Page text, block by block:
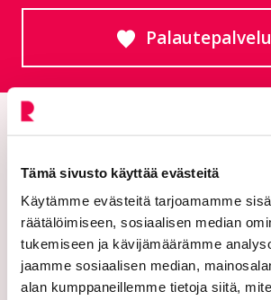
Tämä sivusto käyttää evästeitä
Käytämme evästeitä tarjoamamme
räätälöimiseen, sosiaalisen median
tukemiseen ja kävijämäärämme
jaamme sosiaalisen median,
alan kumppaneillemme tietoja siitä,
Palautepalvelu
Siirtyy
Riihimäen kaupunki